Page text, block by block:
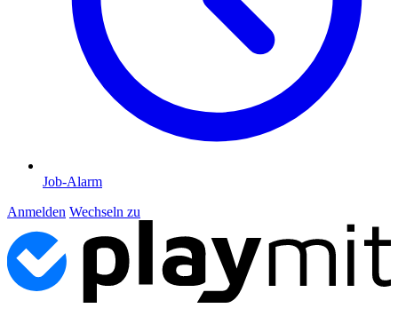
Job-Alarm
Anmelden Wechseln zu